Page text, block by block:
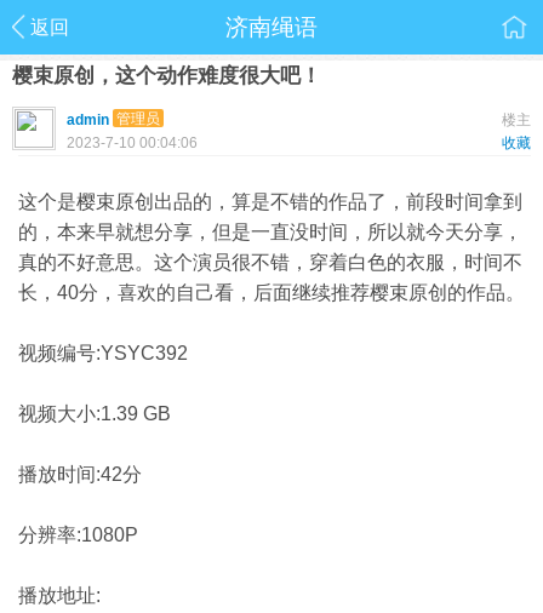
返回 济南绳语
樱束原创，这个动作难度很大吧！
楼主
admin 管理员
收藏
2023-7-10 00:04:06
这个是樱束原创出品的，算是不错的作品了，前段时间拿到
的，本来早就想分享，但是一直没时间，所以就今天分享，
真的不好意思。这个演员很不错，穿着白色的衣服，时间不
长，40分，喜欢的自己看，后面继续推荐樱束原创的作品。
视频编号:YSYC392
视频大小:1.39 GB
播放时间:42分
分辨率:1080P
播放地址: